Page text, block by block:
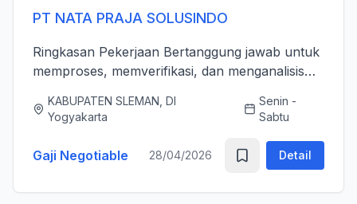
PT NATA PRAJA SOLUSINDO
Ringkasan Pekerjaan Bertanggung jawab untuk
memproses, memverifikasi, dan menganalisis
dan rawat jalan) secara akurat, tepat waktu,
serta sesuai dengan ...
KABUPATEN SLEMAN, DI
Yogyakarta
Senin -
Sabtu
Gaji Negotiable 28/04/2026 Detail